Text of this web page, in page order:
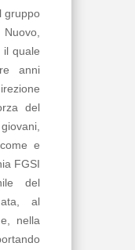
gruppo
il quale
anni
del
e
FGSI
del
al
nella